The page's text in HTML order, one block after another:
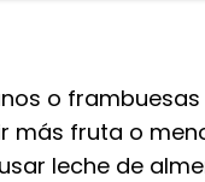
o
más fruta o
leche de